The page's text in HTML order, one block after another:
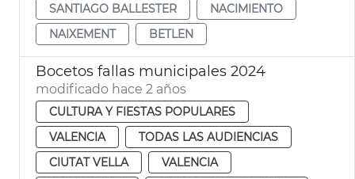
SANTIAGO BALLESTER
NACIMIENTO
NAIXEMENT
BETLEN
Bocetos fallas municipales 2024
modificado hace 2 años
CULTURA Y FIESTAS POPULARES
VALENCIA
TODAS LAS AUDIENCIAS
CIUTAT VELLA
VALENCIA